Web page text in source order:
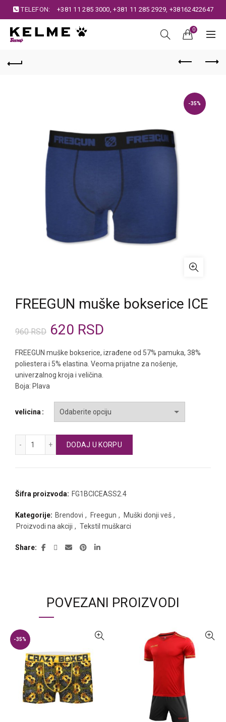
TELEFON: +381 11 285 3000,+381 11 285 2929, +38162422647
0
-35%
FREEGUN muške bokserice ICE
960RSD Originalna
cena
je
960 RSD.
620 RSD
cena
je:
FREEGUN muške bokserice, izrađene od 57% pamuka, 38%
poliestera i 5% elastina. Veoma prijatne za nošenje,
univerzalnog kroja i veličina.
Boja: Plava
velicina
DODAJ U KORPU
Šifra proizvoda: FG1BCICEASS2.4
Kategorije: Brendovi , Freegun , Muški donji veš ,
Proizvodi na akciji , Tekstil muškarci
Share
POVEZANI PROIZVODI
-35%